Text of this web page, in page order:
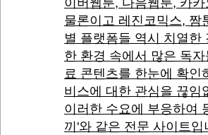
이버웹툰, 다음웹툰, 카
물론이고 레진코믹스, 짬
별 플랫폼들 역시 치열한
한 환경 속에서 많은 독
료 콘텐츠를 한눈에 확인
비스에 대한 관심을 끊임
이러한 수요에 부응하여
끼'와 같은 전문 사이트